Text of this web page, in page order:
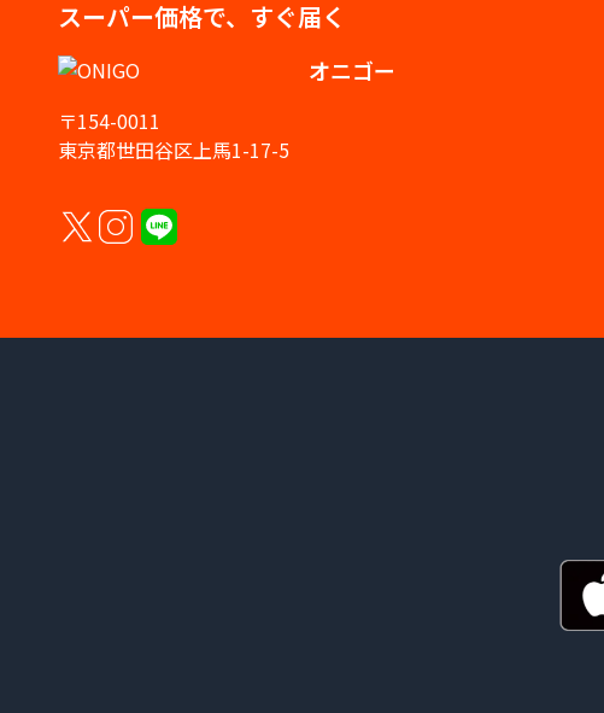
スーパー価格で、すぐ届く
オニゴー
〒154-0011
東京都世田谷区上馬1-17-5